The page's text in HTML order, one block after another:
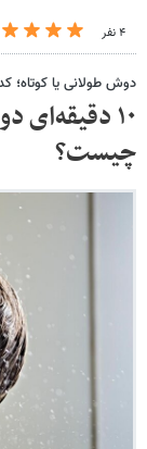
۴ نفر
دوش طولانی یا کوتاه؛
۱۰
چیست؟